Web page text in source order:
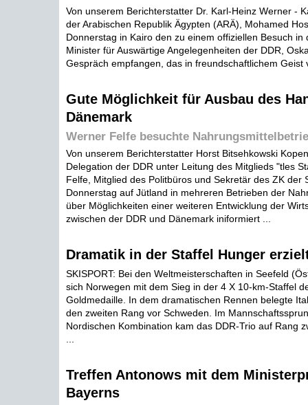
Von unserem Berichterstatter Dr. Karl-Heinz Werner -
der Arabischen Republik Ägypten (ARÄ), Mohamed
Donnerstag in Kairo den zu einem offiziellen Besuch in
Minister für Auswärtige Angelegenheiten der DDR,
Gespräch empfangen, das in freundschaftlichem Geist
Gute Möglichkeit für Ausbau des
Dänemark
Werner Felfe besuchte
Von unserem Berichterstatter Horst Bitsehkowski
Delegation der DDR unter Leitung des Mitglieds "tles
Felfe, Mitglied des Politbüros und Sekretär des ZK der
Donnerstag auf Jütland in mehreren Betrieben der
über Möglichkeiten einer weiteren Entwicklung der
zwischen der DDR und Dänemark iniformiert ...
Dramatik in der Staffel Hunger
SKISPORT: Bei den Weltmeisterschaften in Seefeld
sich Norwegen mit dem Sieg in der 4 X 10-km-Staffel
Goldmedaille. In dem dramatischen Rennen belegte
den zweiten Rang vor Schweden. Im
Nordischen Kombination kam das DDR-Trio auf Rang
Treffen Antonows mit dem
Bayerns